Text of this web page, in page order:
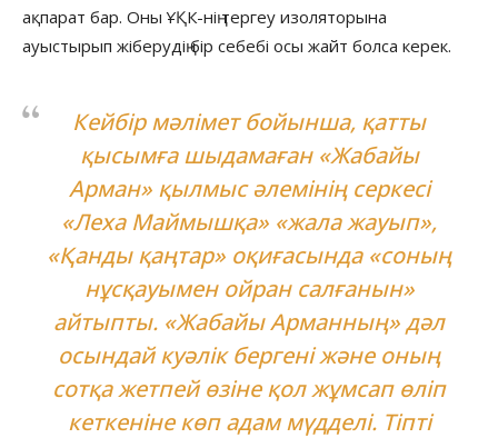
ақпарат бар. Оны ҰҚК-нің тергеу изоляторына
ауыстырып жіберудің бір себебі осы жайт болса керек.
Кейбір мәлімет бойынша, қатты
қысымға шыдамаған «Жабайы
Арман» қылмыс әлемінің серкесі
«Леха Маймышқа» «жала жауып»,
«Қанды қаңтар» оқиғасында «соның
нұсқауымен ойран салғанын»
айтыпты. «Жабайы Арманның» дәл
осындай куәлік бергені және оның
сотқа жетпей өзіне қол жұмсап өліп
кеткеніне көп адам мүдделі. Тіпті